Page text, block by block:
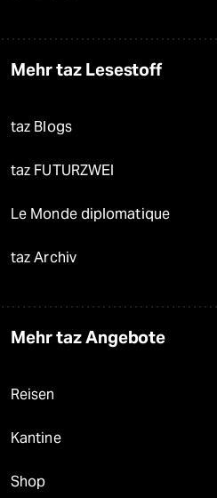
Mehr taz Lesestoff
taz Blogs
taz FUTURZWEI
Le Monde diplomatique
taz Archiv
Mehr taz Angebote
Reisen
Kantine
Shop